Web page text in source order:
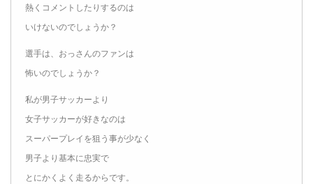
熱くコメントしたりするのは
いけないのでしょうか？
選手は、おっさんのファンは
怖いのでしょうか？
私が男子サッカーより
女子サッカーが好きなのは
スーパープレイを狙う事が少なく
男子より基本に忠実で
とにかくよく走るからです。